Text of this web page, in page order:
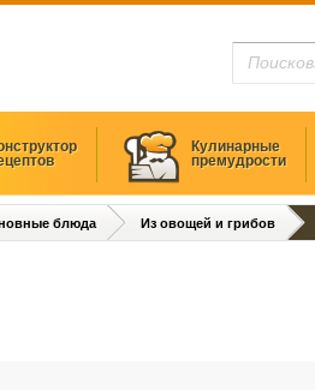
Кулинарные
премудрости
блюда Из овощей и грибов